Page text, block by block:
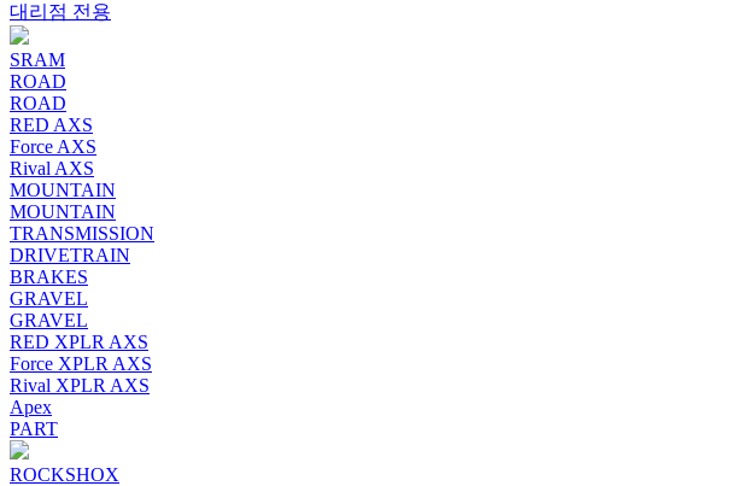
대리점 전용
SRAM
ROAD
ROAD
RED AXS
Force AXS
Rival AXS
MOUNTAIN
MOUNTAIN
TRANSMISSION
DRIVETRAIN
BRAKES
GRAVEL
GRAVEL
RED XPLR AXS
Force XPLR AXS
Rival XPLR AXS
Apex
PART
ROCKSHOX